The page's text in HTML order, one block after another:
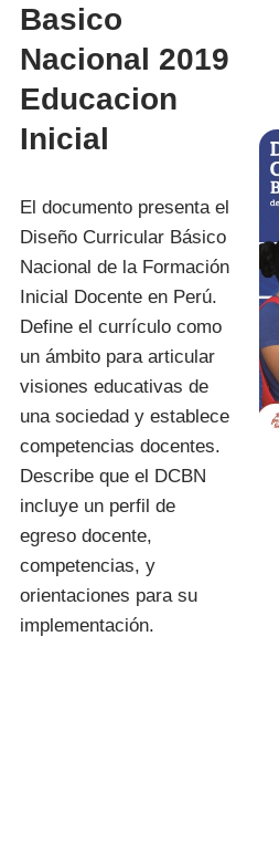
Basico
Nacional 2019
Educacion
Inicial
El documento presenta el
Diseño Curricular Básico
Nacional de la Formación
Inicial Docente en Perú.
Define el currículo como
un ámbito para articular
visiones educativas de
una sociedad y establece
competencias docentes.
Describe que el DCBN
incluye un perfil de
egreso docente,
competencias, y
orientaciones para su
implementación.